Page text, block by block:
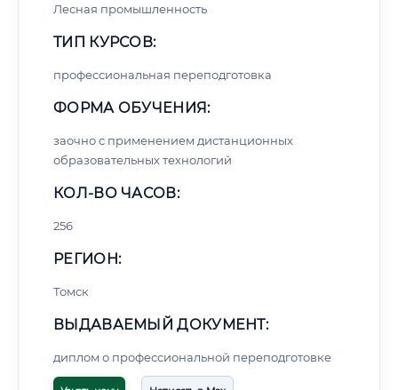
Лесная промышленность
ТИП КУРСОВ:
профессиональная переподготовка
ФОРМА ОБУЧЕНИЯ:
заочно с применением дистанционных
образовательных технологий
КОЛ-ВО ЧАСОВ:
256
РЕГИОН:
Томск
ВЫДАВАЕМЫЙ ДОКУМЕНТ:
диплом о профессиональной переподготовке